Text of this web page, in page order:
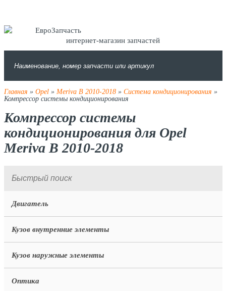
интернет-магазин запчастей
Главная » Opel» Meriva B 2010-2018» Система кондиционирования »
Компрессор системы кондиционирования
Компрессор системы
кондиционирования для Opel
Meriva B 2010-2018
Двигатель
Кузов внутренние элементы
Кузов наружные элементы
Оптика